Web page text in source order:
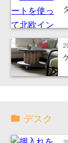
デスク